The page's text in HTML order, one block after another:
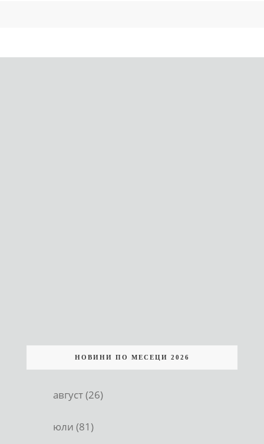
НОВИНИ ПО МЕСЕЦИ 2026
август (26)
юли (81)